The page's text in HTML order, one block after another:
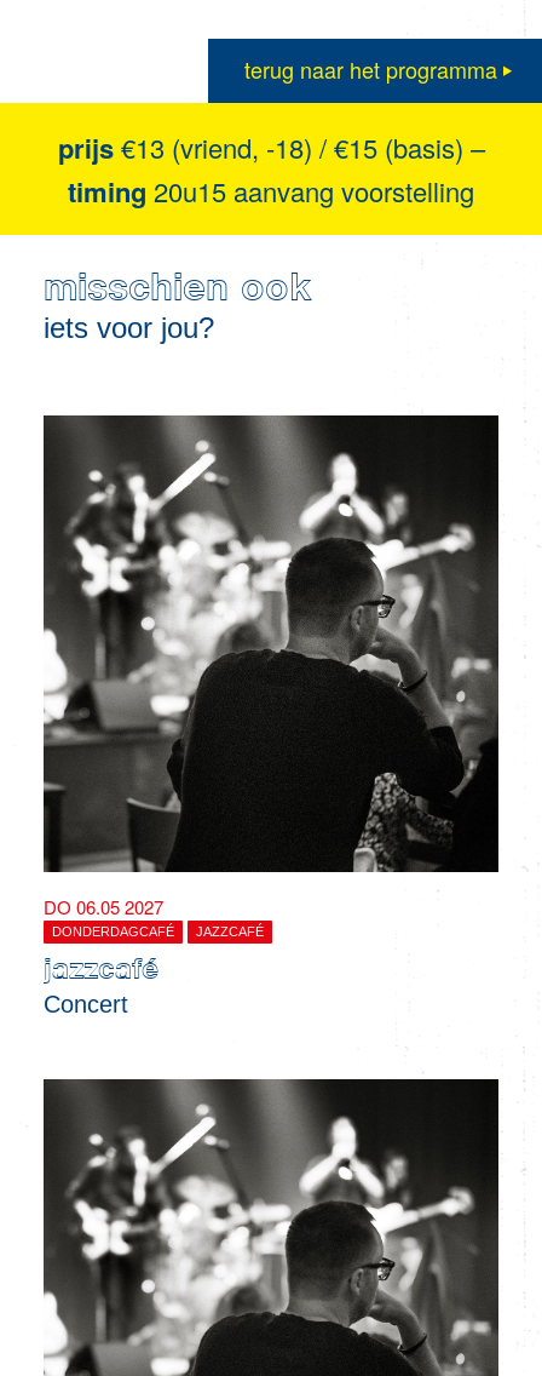
terug naar het programma
prijs€13 (vriend, -18) / €15 (basis) –
timing 20u15 aanvang voorstelling
misschien ook
iets voor jou?
DO 06.05 2027
DONDERDAGCAFÉ JAZZCAFÉ
jazzcafé
Concert